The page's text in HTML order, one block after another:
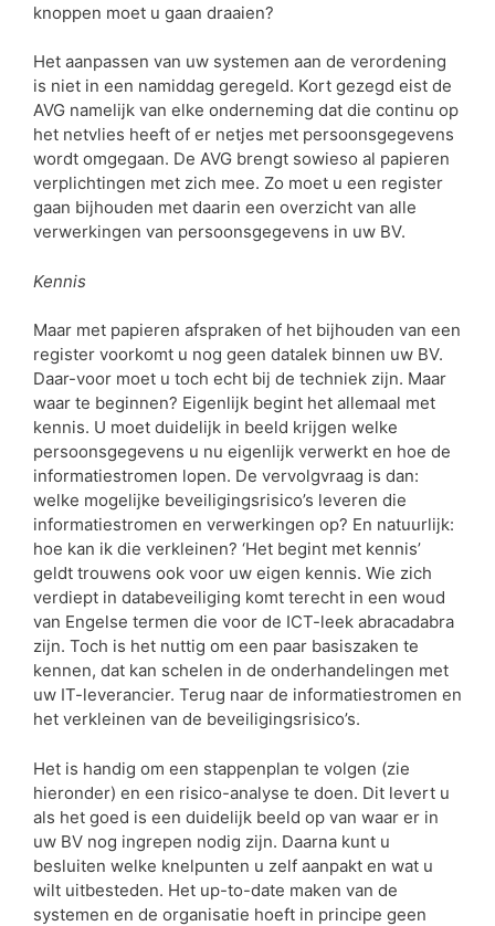
knoppen moet u gaan draaien?
Het aanpassen van uw systemen aan de verordening
is niet in een namiddag geregeld. Kort gezegd eist de
AVG namelijk van elke onderneming dat die continu op
het netvlies heeft of er netjes met persoonsgegevens
wordt omgegaan. De AVG brengt sowieso al papieren
verplichtingen met zich mee. Zo moet u een register
gaan bijhouden met daarin een overzicht van alle
verwerkingen van persoonsgegevens in uw BV.
Kennis
Maar met papieren afspraken of het bijhouden van een
register voorkomt u nog geen datalek binnen uw BV.
Daar-voor moet u toch echt bij de techniek zijn. Maar
waar te beginnen? Eigenlijk begint het allemaal met
kennis. U moet duidelijk in beeld krijgen welke
persoonsgegevens u nu eigenlijk verwerkt en hoe de
informatiestromen lopen. De vervolgvraag is dan:
welke mogelijke beveiligingsrisico’s leveren die
informatiestromen en verwerkingen op? En natuurlijk:
hoe kan ik die verkleinen? ‘Het begint met kennis’
geldt trouwens ook voor uw eigen kennis. Wie zich
verdiept in databeveiliging komt terecht in een woud
van Engelse termen die voor de ICT-leek abracadabra
zijn. Toch is het nuttig om een paar basiszaken te
kennen, dat kan schelen in de onderhandelingen met
uw IT-leverancier. Terug naar de informatiestromen en
het verkleinen van de beveiligingsrisico’s.
Het is handig om een stappenplan te volgen (zie
hieronder) en een risico-analyse te doen. Dit levert u
als het goed is een duidelijk beeld op van waar er in
uw BV nog ingrepen nodig zijn. Daarna kunt u
besluiten welke knelpunten u zelf aanpakt en wat u
wilt uitbesteden. Het up-to-date maken van de
systemen en de organisatie hoeft in principe geen